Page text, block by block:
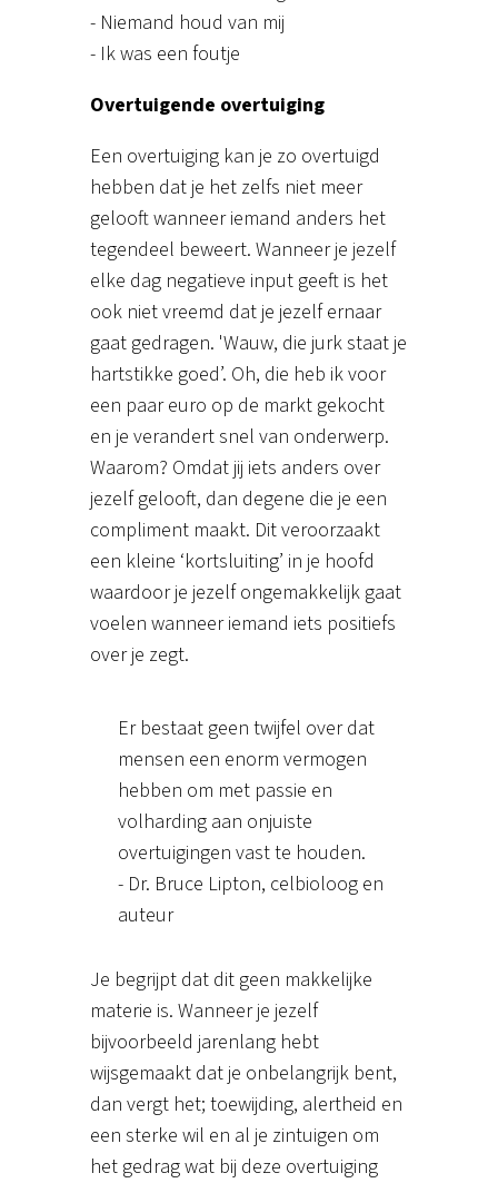
- Niemand houd van mij
- Ik was een foutje
Overtuigende overtuiging
Een overtuiging kan je zo overtuigd
hebben dat je het zelfs niet meer
gelooft wanneer iemand anders het
tegendeel beweert. Wanneer je jezelf
elke dag negatieve input geeft is het
ook niet vreemd dat je jezelf ernaar
gaat gedragen. 'Wauw, die jurk staat je
hartstikke goed’. Oh, die heb ik voor
een paar euro op de markt gekocht
en je verandert snel van onderwerp.
Waarom? Omdat jij iets anders over
jezelf gelooft, dan degene die je een
compliment maakt. Dit veroorzaakt
een kleine ‘kortsluiting’ in je hoofd
waardoor je jezelf ongemakkelijk gaat
voelen wanneer iemand iets positiefs
over je zegt.
Er bestaat geen twijfel over dat
mensen een enorm vermogen
hebben om met passie en
volharding aan onjuiste
overtuigingen vast te houden.
- Dr. Bruce Lipton, celbioloog en
auteur
Je begrijpt dat dit geen makkelijke
materie is. Wanneer je jezelf
bijvoorbeeld jarenlang hebt
wijsgemaakt dat je onbelangrijk bent,
dan vergt het; toewijding, alertheid en
een sterke wil en al je zintuigen om
het gedrag wat bij deze overtuiging